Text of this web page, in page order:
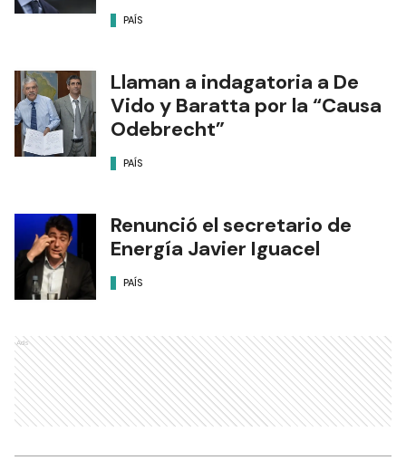
PAÍS
Llaman a indagatoria a De
Vido y Baratta por la “Causa
Odebrecht”
PAÍS
Renunció el secretario de
Energía Javier Iguacel
PAÍS
Ads